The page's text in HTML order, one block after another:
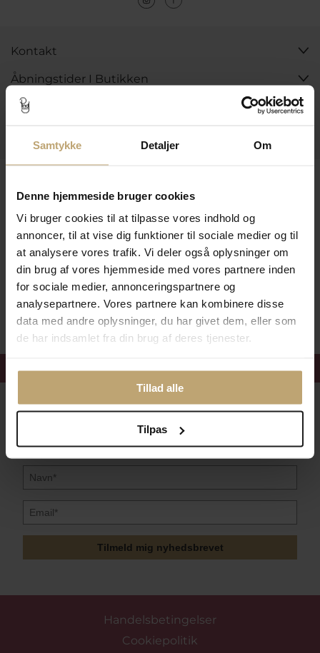
Samtykke Detaljer Om
Denne hjemmeside bruger cookies
Vi bruger cookies til at tilpasse vores indhold og
annoncer, til at vise dig funktioner til sociale medier og til
at analysere vores trafik. Vi deler også oplysninger om
din brug af vores hjemmeside med vores partnere inden
for sociale medier, annonceringspartnere og
analysepartnere. Vores partnere kan kombinere disse
data med andre oplysninger, du har givet dem, eller som
de har indsamlet fra din brug af deres tjenester.
Tillad alle
Tilpas
Kontakt
Åbningstider I Butikken
Information
Betalingsmuligheder
Sikker Og Tryg E-Handel
Få 15%velkomstrabat
Følg med i vores nyhedsbrev
Læs mere her
Tilmeld mig nyhedsbrevet
Handelsbetingelser
Cookiepolitik